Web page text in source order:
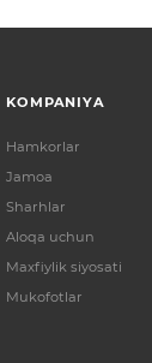
KOMPANIYA
Hamkorlar
Jamoa
Sharhlar
Aloqa uchun
Maxfiylik siyosati
Mukofotlar